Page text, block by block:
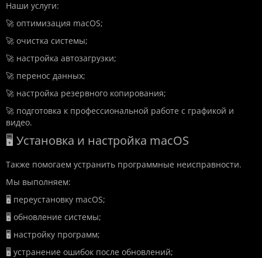
Наши услуги:
🚀 оптимизация macOS;
🚀 очистка системы;
🚀 настройка автозагрузки;
🚀 перенос данных;
🚀 настройка резервного копирования;
🚀 подготовка к профессиональной работе с графикой и
видео.
🖥️ Установка и настройка macOS
Также помогаем устранить программные неисправности.
Мы выполняем:
🖥️ переустановку macOS;
🖥️ обновление системы;
🖥️ настройку программ;
🖥️ устранение ошибок после обновлений;